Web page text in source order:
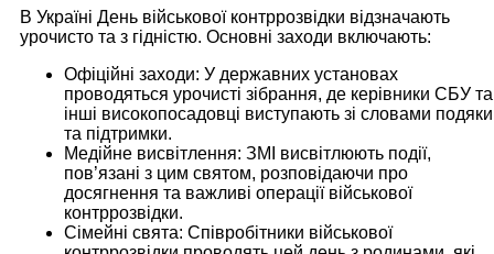
В Україні День військової контррозвідки відзначають
урочисто та з гідністю. Основні заходи включають:
Офіційні заходи: У державних установах
проводяться урочисті зібрання, де керівники СБУ та
інші високопосадовці виступають зі словами подяки
та підтримки.
Медійне висвітлення: ЗМІ висвітлюють події,
пов’язані з цим святом, розповідаючи про
досягнення та важливі операції військової
контррозвідки.
Сімейні свята: Співробітники військової